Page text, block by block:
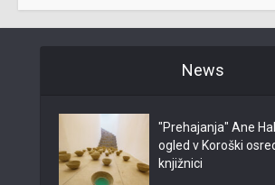
News
"Prehajanja" Ane
ogled v Koroški
knjižnici